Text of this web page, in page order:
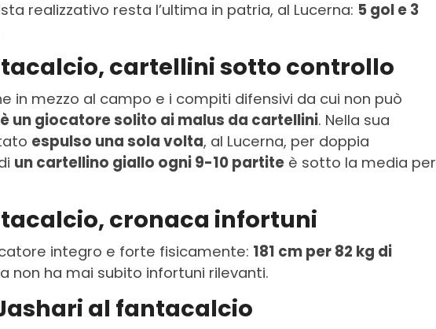
realizzativo resta l’ultima in patria, al Lucerna: 5 gol e 3
cartellini sotto controllo
in mezzo al campo e i compiti difensivi da cui non può
un giocatore solito ai malus da cartellini. Nella sua
espulso una sola volta, al Lucerna, per doppia
un cartellino giallo ogni 9-10 partite è sotto la media per
cronaca infortuni
integro e forte fisicamente: 181 cm per 82 kg di
non ha mai subito infortuni rilevanti.
al fantacalcio